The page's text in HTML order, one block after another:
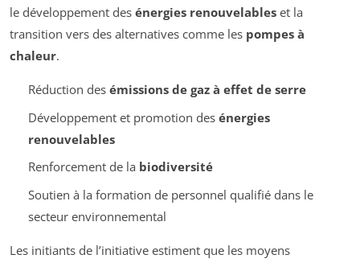
le développement des énergies renouvelables et la
transition vers des alternatives comme les pompes à
chaleur.
Réduction des émissions de gaz à effet de serre
Développement et promotion des énergies
renouvelables
Renforcement de la biodiversité
Soutien à la formation de personnel qualifié dans le
secteur environnemental
Les initiants de l’initiative estiment que les moyens